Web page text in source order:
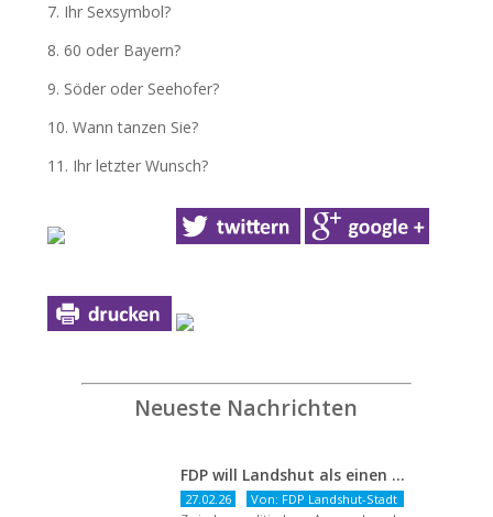
7. Ihr Sexsymbol?
8. 60 oder Bayern?
9. Söder oder Seehofer?
10. Wann tanzen Sie?
11. Ihr letzter Wunsch?
Neueste Nachrichten
FDP will Landshut als einen echten Chancenort gestalten
27.02.26
Von: FDP Landshut-Stadt